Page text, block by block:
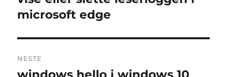
innlegg:
microsoft edge
NESTE
Neste